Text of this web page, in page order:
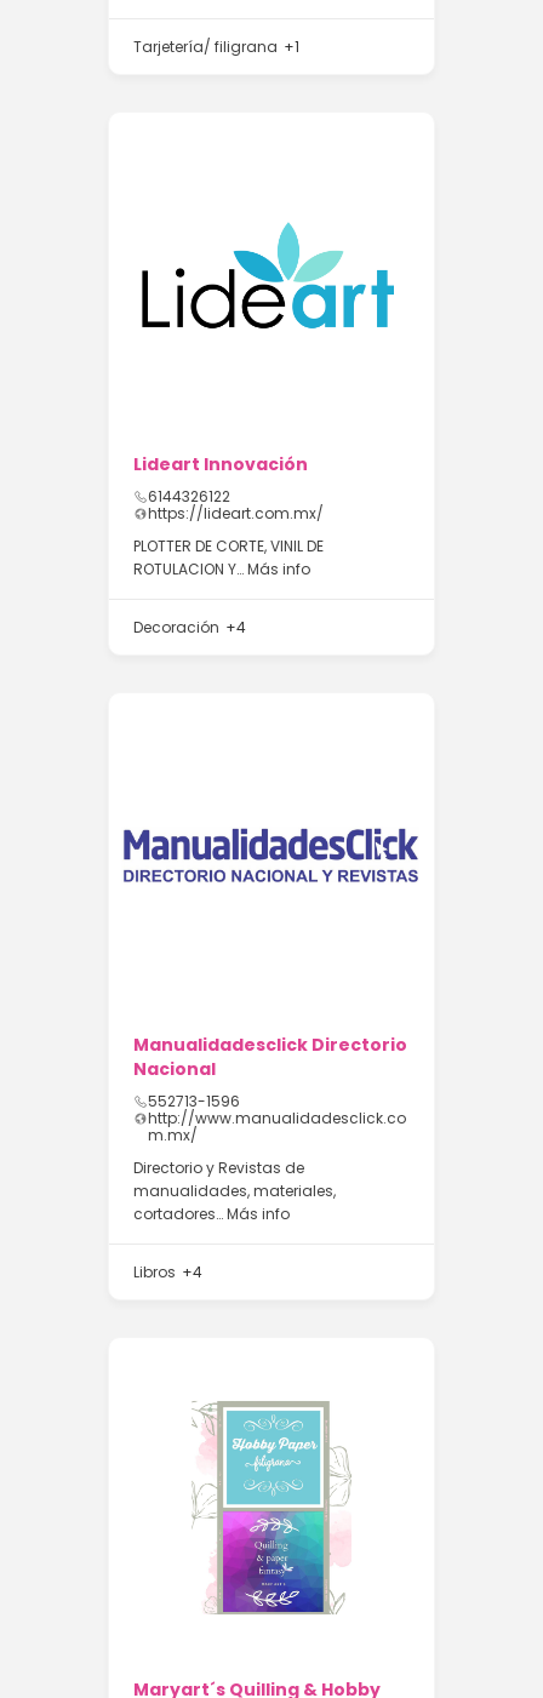
Tarjetería/ filigrana +1
Lideart Innovación
6144326122
https://lideart.com.mx/
PLOTTER DE CORTE, VINIL DE
ROTULACION Y…Más info
Decoración +4
Manualidadesclick Directorio
Nacional
552713-1596
http://www.manualidadesclick.co
m.mx/
Directorio y Revistas de
manualidades, materiales,
cortadores…Más info
Libros +4
Maryart´s Quilling & Hobby